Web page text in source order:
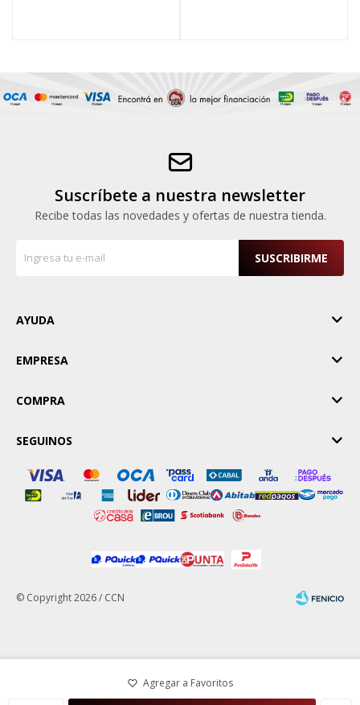
Suscríbete a nuestra newsletter
Recibe todas las novedades y ofertas de nuestra tienda.
SUSCRIBIRME
AYUDA
EMPRESA
COMPRA
SEGUINOS
© Copyright 2026 / CCN